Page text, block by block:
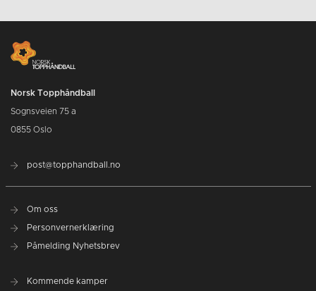
Norsk Topphåndball
Sognsveien 75 a
0855 Oslo
post@topphandball.no
Om oss
Personvernerklæring
Påmelding Nyhetsbrev
Kommende kamper